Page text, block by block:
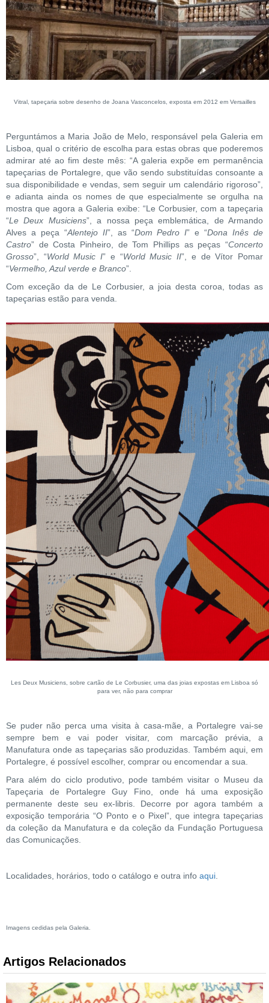
Vitral, tapeçaria sobre desenho de Joana Vasconcelos, exposta em 2012 em Versailles
Perguntámos a Maria João de Melo, responsável pela Galeria em
Lisboa, qual o critério de escolha para estas obras que poderemos
admirar até ao fim deste mês: “A galeria expõe em permanência
tapeçarias de Portalegre, que vão sendo substituídas consoante a
sua disponibilidade e vendas, sem seguir um calendário rigoroso”,
e adianta ainda os nomes de que especialmente se orgulha na
mostra que agora a Galeria exibe: “Le Corbusier, com a tapeçaria
“Le Deux Musiciens”, a nossa peça emblemática, de Armando
Alves a peça “Alentejo II”, as “Dom Pedro I” e “Dona Inês de
Castro” de Costa Pinheiro, de Tom Phillips as peças “Concerto
Grosso”, “World Music I” e “World Music II”, e de Vítor Pomar
“Vermelho, Azul verde e Branco”.
Com exceção da de Le Corbusier, a joia desta coroa, todas as
tapeçarias estão para venda.
Les Deux Musiciens, sobre cartão de Le Corbusier, uma das joias expostas em Lisboa só
para ver, não para comprar
Se puder não perca uma visita à casa-mãe, a Portalegre vai-se
sempre bem e vai poder visitar, com marcação prévia, a
Manufatura onde as tapeçarias são produzidas. Também aqui, em
Portalegre, é possível escolher, comprar ou encomendar a sua.
Para além do ciclo produtivo, pode também visitar o Museu da
Tapeçaria de Portalegre Guy Fino, onde há uma exposição
permanente deste seu ex-libris. Decorre por agora também a
exposição temporária “O Ponto e o Pixel”, que integra tapeçarias
da coleção da Manufatura e da coleção da Fundação Portuguesa
das Comunicações.
Localidades, horários, todo o catálogo e outra info aqui.
Imagens cedidas pela Galeria.
Artigos Relacionados